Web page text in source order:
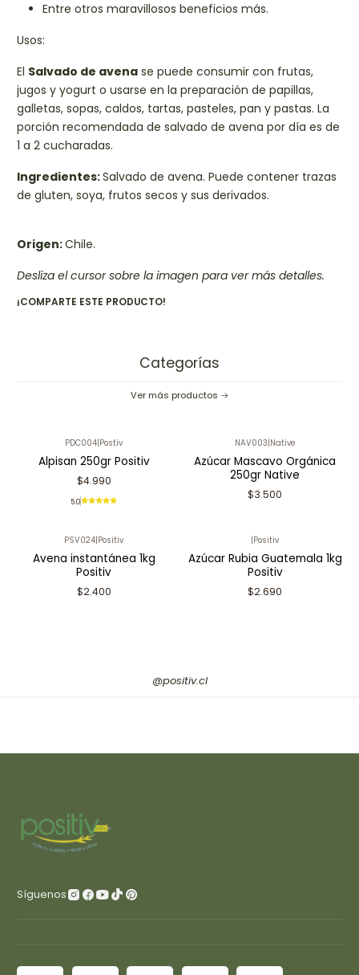
Entre otros maravillosos beneficios más.
Usos:
El Salvado de avena se puede consumir con frutas,
jugos y yogurt o usarse en la preparación de papillas,
galletas, sopas, caldos, tartas, pasteles, pan y pastas. La
porción recomendada de salvado de avena por día es de
1 a 2 cucharadas.
Ingredientes:Salvado de avena. Puede contener trazas
de gluten, soya, frutos secos y sus derivados.
Origen:Chile.
Desliza el cursor sobre la imagen para ver más detalles.
¡COMPARTE ESTE PRODUCTO!
Categorías
Ver más productos
PDC004 Postiv
Alpisan 250gr Positiv
$4.990
5.0
NAV003 Native
Azúcar Mascavo Orgánica
250gr Native
$3.500
PSV024|Positiv
Avena instantánea 1kg
Positiv
$2.400
|Positiv
Azúcar Rubia Guatemala 1kg
Positiv
$2.690
@positiv.cl
Síguenos